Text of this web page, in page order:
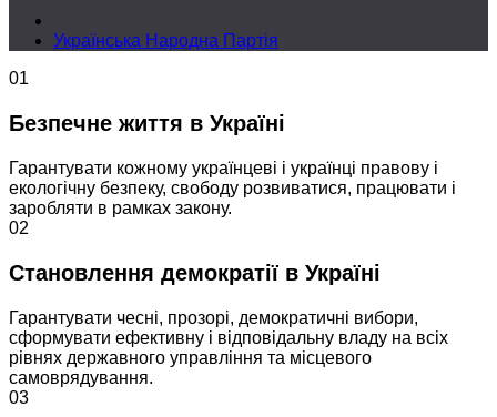
Українська Народна Партія
01
Безпечне життя в Україні
Гарантувати кожному українцеві і українці правову і
екологічну безпеку, свободу розвиватися, працювати і
заробляти в рамках закону.
02
Становлення демократії в Україні
Гарантувати чесні, прозорі, демократичні вибори,
сформувати ефективну і відповідальну владу на всіх
рівнях державного управління та місцевого
самоврядування.
03